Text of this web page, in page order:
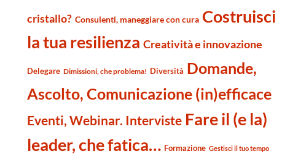
cristallo? Consulenti, maneggiare con cura Costruisci
la tua resilienza Creatività e innovazione
Delegare Dimissioni, che problema! Diversità Domande,
Ascolto, Comunicazione (in)efficace
Eventi, Webinar. Interviste Fare il (e la)
leader, che fatica… Formazione Gestisci il tuo tempo